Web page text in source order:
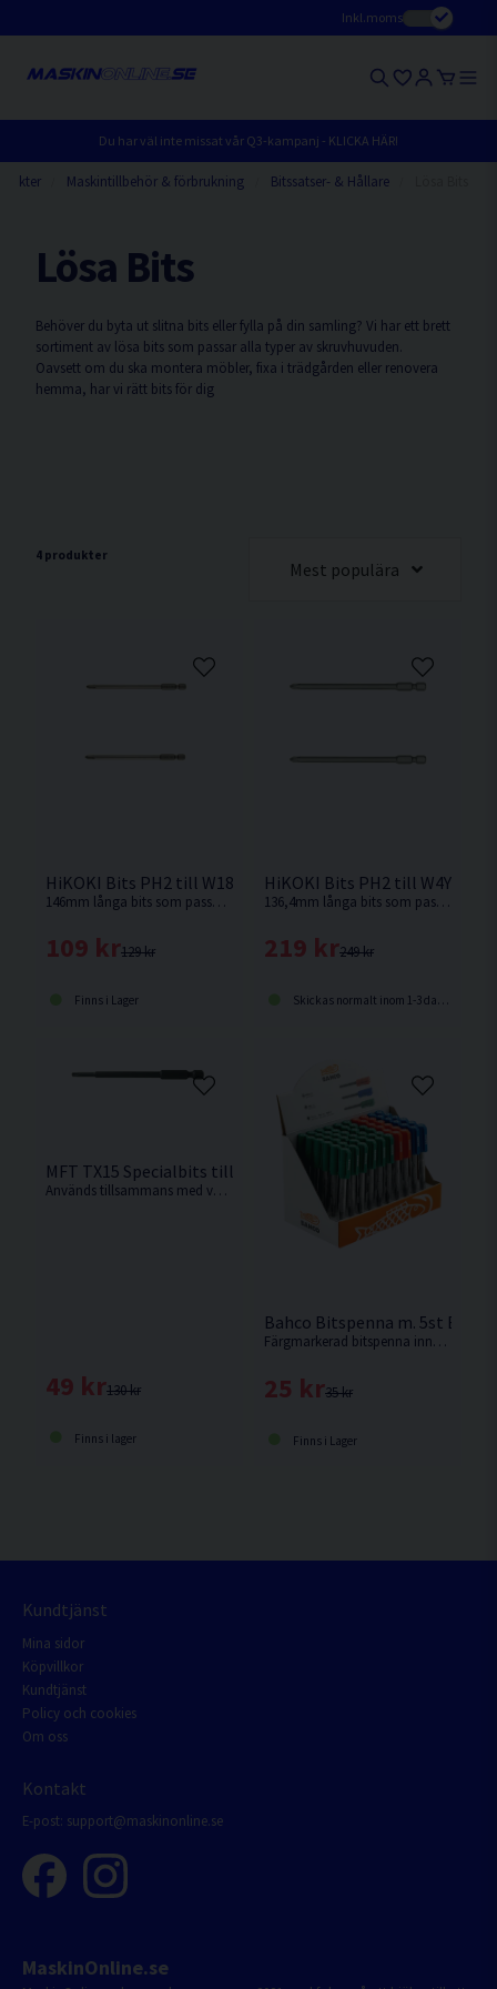
Inkl.moms
Du har väl inte missat vår Q3-kampanj - KLICKA HÄR!
Maskintillbehör & förbrukning Bitssatser- & Hållare
Lösa Bits
Behöver du byta ut slitna bits eller fylla på din samling? Vi har ett brett
sortiment av lösa bits som passar alla typer av skruvhuvuden.
Oavsett om du ska montera möbler, fixa i trädgården eller renovera
hemma, har vi rätt bits för dig
4 produkter
Mest populära
HiKOKI Bits PH2 till W18DA/W18DB 2-pack
146mm långa bits som passar HiKOKI W18DA/W18DB.
129 kr
109 kr
Finns i Lager
HiKOKI Bits PH2 till W4YD 2-
136,4mm långa bits som passar HiKOKI W4YD
249 kr
219 kr
Skickas normalt inom 1-3 dagar
MFT TX15 Specialbits till Verktyg För Dolt Trallmontage
Används tillsammans med verktyg för dolt trallmontage. Levereras i 2-pack.
130 kr
49 kr
Finns i lager
Bahco Bitspenna m. 5st Bits
Färgmarkerad bitspenna innehållande 5st bits.
35 kr
25 kr
Finns i Lager
Kundtjänst
Mina sidor
Köpvillkor
Kundtjänst
Policy och cookies
Om oss
Kontakt
E-post: support@maskinonline.se
MaskinOnline.se